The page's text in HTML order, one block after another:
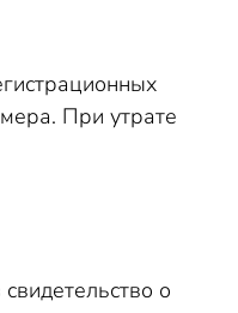
При утрате
о